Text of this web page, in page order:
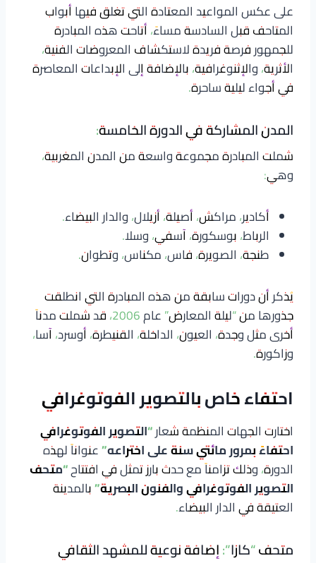
على عكس المواعيد المعتادة التي تغلق فيها أبواب
المتاحف قبل السادسة مساءً، أتاحت هذه المبادرة
للجمهور فرصة فريدة لاستكشاف المعروضات الفنية،
الأثرية، والإثنوغرافية، بالإضافة إلى الإبداعات المعاصرة
في أجواء ليلية ساحرة.
المدن المشاركة في الدورة الخامسة:
شملت المبادرة مجموعة واسعة من المدن المغربية،
وهي:
أكادير، مراكش، أصيلة، أزيلال، والدار البيضاء.
الرباط، بوسكورة، آسفي، وسلا.
طنجة، الصويرة، فاس، مكناس، وتطوان.
يُذكر أن دورات سابقة من هذه المبادرة التي انطلقت
جذورها من “ليلة المعارض” عام 2006، قد شملت مدناً
أخرى مثل وجدة، العيون، الداخلة، القنيطرة، أوسرد، آسا،
وزاكورة.
احتفاء خاص بالتصوير الفوتوغرافي
اختارت الجهات المنظمة شعار“التصوير الفوتوغرافي
احتفاءً بمرور مائتي سنة على اختراعه”عنواناً لهذه
الدورة، وذلك تزامناً مع حدث بارز تمثل في افتتاح“متحف
التصوير الفوتوغرافي والفنون البصرية”بالمدينة
العتيقة في الدار البيضاء.
متحف “كازا”: إضافة نوعية للمشهد الثقافي